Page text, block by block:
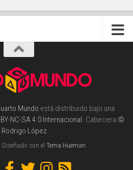
Mundo está distribuido bajo una
NC-SA 4.0 Internacional. Cabecera ©
Rodrigo López.
Diseñado con elTema Hueman